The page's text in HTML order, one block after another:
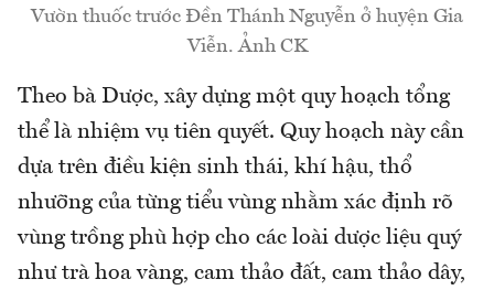
Vườn thuốc trước Đền Thánh Nguyễn ở huyện Gia
Viễn. Ảnh CK
Theo bà Dược, xây dựng một quy hoạch tổng
thể là nhiệm vụ tiên quyết. Quy hoạch này cần
dựa trên điều kiện sinh thái, khí hậu, thổ
nhưỡng của từng tiểu vùng nhằm xác định rõ
vùng trồng phù hợp cho các loài dược liệu quý
như trà hoa vàng, cam thảo đất, cam thảo dây,